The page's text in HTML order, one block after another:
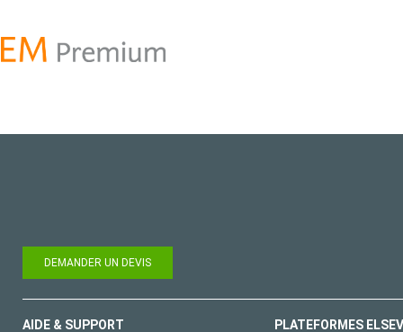
DEMANDER UN DEVIS
AIDE & SUPPORT PLATEFORMES